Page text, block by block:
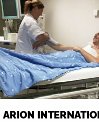
ARION